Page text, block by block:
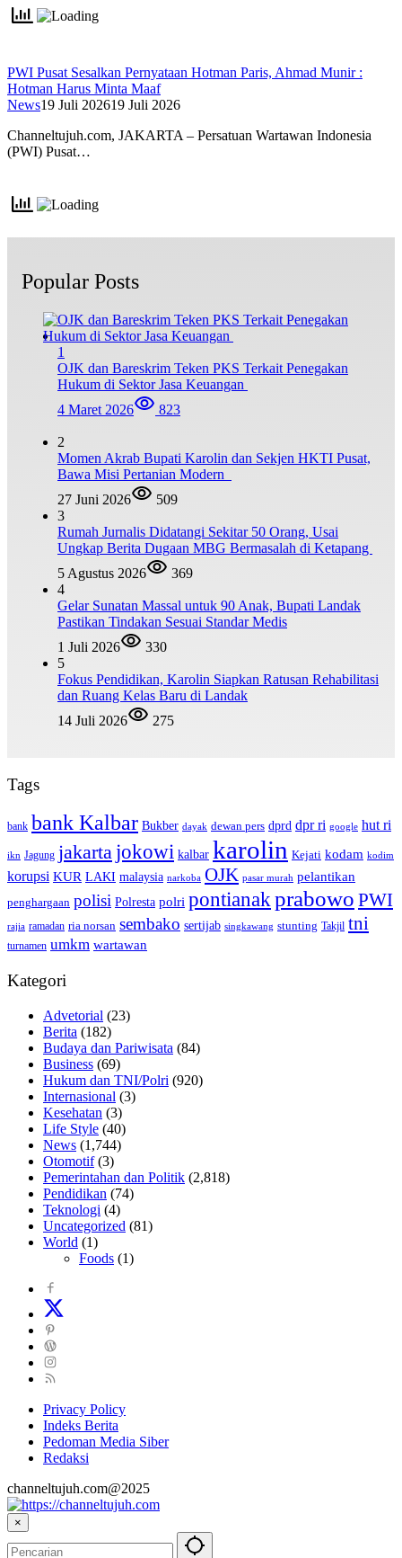
PWI Pusat Sesalkan Pernyataan Hotman Paris, Ahmad Munir :
Hotman Harus Minta Maaf
News19 Juli 202619 Juli 2026
Channeltujuh.com, JAKARTA – Persatuan Wartawan Indonesia
(PWI) Pusat…
Popular Posts
1
OJK dan Bareskrim Teken PKS Terkait Penegakan
Hukum di Sektor Jasa Keuangan
4 Maret 2026
823
2
Momen Akrab Bupati Karolin dan Sekjen HKTI Pusat,
Bawa Misi Pertanian Modern
27 Juni 2026
509
3
Rumah Jurnalis Didatangi Sekitar 50 Orang, Usai
Ungkap Berita Dugaan MBG Bermasalah di Ketapang
5 Agustus 2026
369
4
Gelar Sunatan Massal untuk 90 Anak, Bupati Landak
Pastikan Tindakan Sesuai Standar Medis
1 Juli 2026
330
5
Fokus Pendidikan, Karolin Siapkan Ratusan Rehabilitasi
dan Ruang Kelas Baru di Landak
14 Juli 2026
275
Tags
bank bank Kalbar Bukber dayak dewan pers dprd dpr ri google hut ri
ikn Jagung jakarta jokowi kalbar karolin Kejati kodam kodim
korupsi KUR LAKI malaysia narkoba OJK pasar murah pelantikan
penghargaan polisi Polresta polri pontianakprabowo PWI
rajia ramadan ria norsan sembako sertijab singkawang stunting Takjil tni
turnamen umkm wartawan
Kategori
Advetorial (23)
Berita (182)
Budaya dan Pariwisata (84)
Business (69)
Hukum dan TNI/Polri (920)
Internasional (3)
Kesehatan (3)
Life Style (40)
News (1,744)
Otomotif(3)
Pemerintahan dan Politik (2,818)
Pendidikan (74)
Teknologi (4)
Uncategorized (81)
World (1)
Foods (1)
Privacy Policy
Indeks Berita
Pedoman Media Siber
Redaksi
channeltujuh.com@2025
×